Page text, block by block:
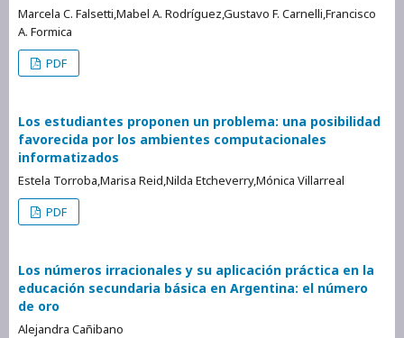
Marcela C. Falsetti,Mabel A. Rodríguez,Gustavo F. Carnelli,Francisco
A. Formica
PDF
Los estudiantes proponen un problema: una posibilidad
favorecida por los ambientes computacionales
informatizados
Estela Torroba,Marisa Reid,Nilda Etcheverry,Mónica Villarreal
PDF
Los números irracionales y su aplicación práctica en la
educación secundaria básica en Argentina: el número
de oro
Alejandra Cañibano